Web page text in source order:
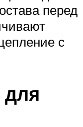
перед
с